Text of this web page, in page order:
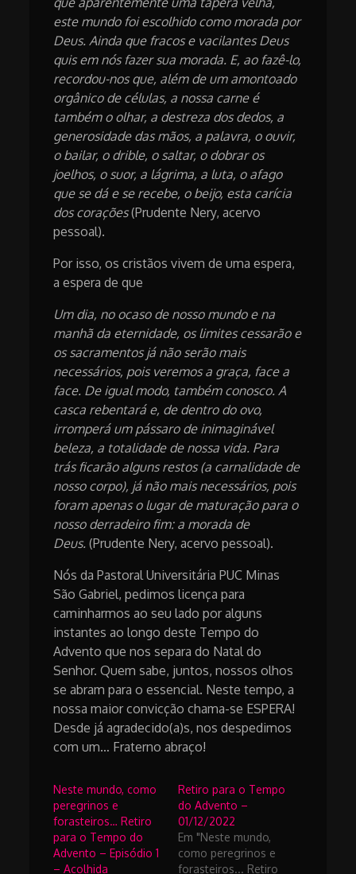
este mundo foi escolhido como morada por
Deus. Ainda que fracos e vacilantes Deus
quis em nós fazer sua morada. E, ao fazê-lo,
recordou-nos que, além de um amontoado
orgânico de células, a nossa carne é
também o olhar, a destreza dos dedos, a
generosidade das mãos, a palavra, o ouvir,
o bailar, o drible, o saltar, o dobrar os
joelhos, o suor, a lágrima, a luta, o afago
que se dá e se recebe, o beijo, esta carícia
dos corações(Prudente Nery, acervo
pessoal).
Por isso, os cristãos vivem de uma espera,
a espera de que
Um dia, no ocaso de nosso mundo e na
manhã da eternidade, os limites cessarão e
os sacramentos já não serão mais
necessários, pois veremos a graça, face a
face. De igual modo, também conosco. A
casca rebentará e, de dentro do ovo,
irromperá um pássaro de inimaginável
beleza, a totalidade de nossa vida. Para
trás ficarão alguns restos (a carnalidade de
nosso corpo), já não mais necessários, pois
foram apenas o lugar de maturação para o
nosso derradeiro fim: a morada de
Deus.(Prudente Nery, acervo pessoal).
Nós da Pastoral Universitária PUC Minas
São Gabriel, pedimos licença para
caminharmos ao seu lado por alguns
instantes ao longo deste Tempo do
Advento que nos separa do Natal do
Senhor. Quem sabe, juntos, nossos olhos
se abram para o essencial. Neste tempo, a
nossa maior convicção chama-se ESPERA!
Desde já agradecido(a)s, nos despedimos
com um… Fraterno abraço!
Neste mundo, como
peregrinos e
forasteiros… Retiro
para o Tempo do
Advento – Episódio 1
– Acolhida
Retiro para o Tempo
do Advento –
01/12/2022
Em "Neste mundo,
como peregrinos e
forasteiros... Retiro